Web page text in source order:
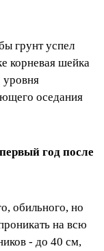
грунт успел
корневая шейка
уровня
оседания
год после
обильного, но
на всю
- до 40 см,